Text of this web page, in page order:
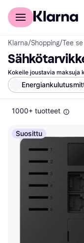
Kuluttajille
Klarna/Shopping/Tee
Kokeile joustavia maksuja
1000+ tuotteet
Suosittu